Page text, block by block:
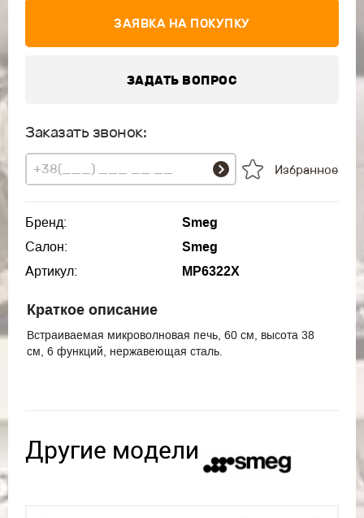
ЗАЯВКА НА ПОКУПКУ
ЗАДАТЬ ВОПРОС
Заказать звонок:
Избранное
Бренд:
Smeg
Салон:
Smeg
Артикул:
MP6322X
Краткое описание
Встраиваемая микроволновая печь, 60 см, высота 38
см, 6 функций, нержавеющая сталь.
Другие модели